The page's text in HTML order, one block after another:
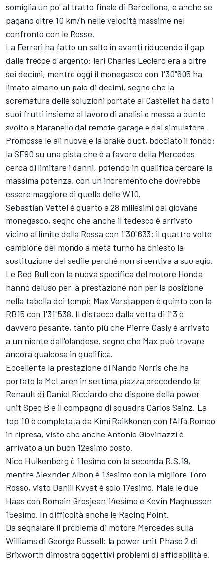
somiglia un po' al tratto finale di Barcellona, e anche se
pagano oltre 10 km/h nelle velocità massime nel
confronto con le Rosse.
La Ferrari ha fatto un salto in avanti riducendo il gap
dalle frecce d'argento: ieri Charles Leclerc era a oltre
sei decimi, mentre oggi il monegasco con 1'30"605 ha
limato almeno un paio di decimi, segno che la
scrematura delle soluzioni portate al Castellet ha dato i
suoi frutti insieme al lavoro di analisi e messa a punto
svolto a Maranello dal remote garage e dal simulatore.
Promosse le ali nuove e la brake duct, bocciato il fondo:
la SF90 su una pista che è a favore della Mercedes
cerca di limitare i danni, potendo in qualifica cercare la
massima potenza, con un incremento che dovrebbe
essere maggiore di quello delle W10.
Sebastian Vettel è quarto a 28 millesimi dal giovane
monegasco, segno che anche il tedesco è arrivato
vicino al limite della Rossa con 1'30"633: il quattro volte
campione del mondo a metà turno ha chiesto la
sostituzione del sedile perché non si sentiva a suo agio.
Le Red Bull con la nuova specifica del motore Honda
hanno deluso per la prestazione non per la posizione
nella tabella dei tempi: Max Verstappen è quinto con la
RB15 con 1'31"538. Il distacco dalla vetta di 1"3 è
davvero pesante, tanto più che Pierre Gasly è arrivato
a un niente dall'olandese, segno che Max può trovare
ancora qualcosa in qualifica.
Eccellente la prestazione di Nando Norris che ha
portato la McLaren in settima piazza precedendo la
Renault di Daniel Ricciardo che dispone della power
unit Spec B e il compagno di squadra Carlos Sainz. La
top 10 è completata da Kimi Raikkonen con l'Alfa Romeo
in ripresa, visto che anche Antonio Giovinazzi è
arrivato a un buon 12esimo posto.
Nico Hulkenberg è 11esimo con la seconda R.S.19,
mentre Alexnder Albon è 13esimo con la migliore Toro
Rosso, visto Daniil Kvyat è solo 17esimo. Male le due
Haas con Romain Grosjean 14esimo e Kevin Magnussen
15esimo. In difficoltà anche le Racing Point.
Da segnalare il problema di motore Mercedes sulla
Williams di George Russell: la power unit Phase 2 di
Brixworth dimostra oggettivi problemi di affidabilità e,